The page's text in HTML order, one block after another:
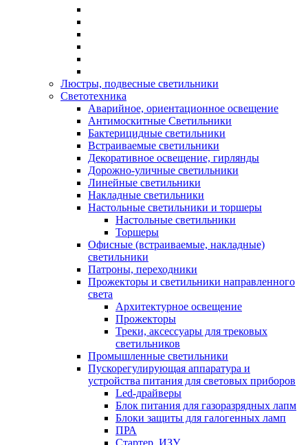
Люстры, подвесные светильники
Светотехника
Аварийное, ориентационное освещение
Антимоскитные Светильники
Бактерицидные светильники
Встраиваемые светильники
Декоративное освещение, гирлянды
Дорожно-уличные светильники
Линейные светильники
Накладные светильники
Настольные светильники и торшеры
Настольные светильники
Торшеры
Офисные (встраиваемые, накладные)
светильники
Патроны, переходники
Прожекторы и светильники направленного
света
Архитектурное освещение
Прожекторы
Треки, аксессуары для трековых
светильников
Промышленные светильники
Пускорегулирующая аппаратура и
устройства питания для световых приборов
Led-драйверы
Блок питания для газоразрядных лапм
Блоки защиты для галогенных ламп
ПРА
Стартер, ИЗУ